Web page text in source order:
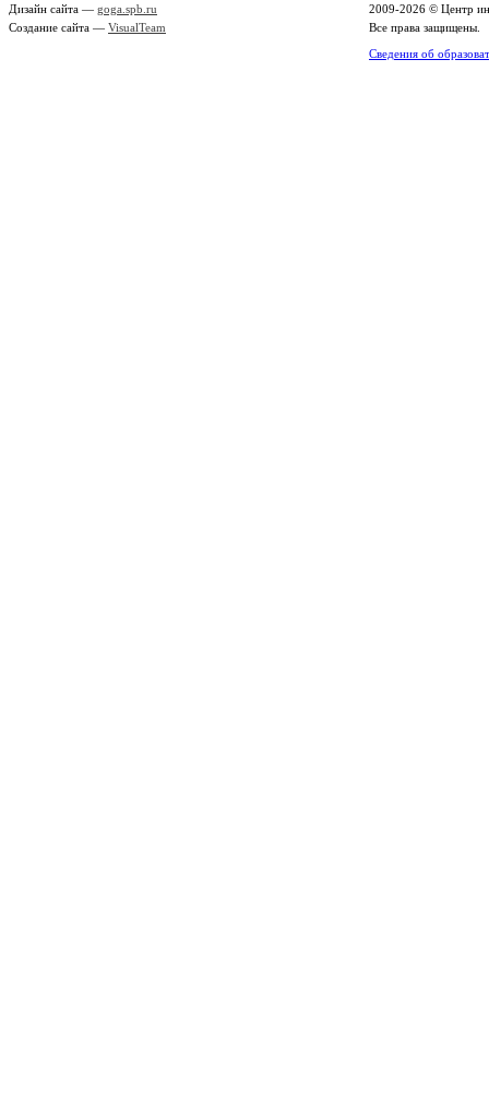
Дизайн сайта — goga.spb.ru
Создание сайта — VisualTeam
2009-2026 © Центр
Все права защищены.
Сведения об